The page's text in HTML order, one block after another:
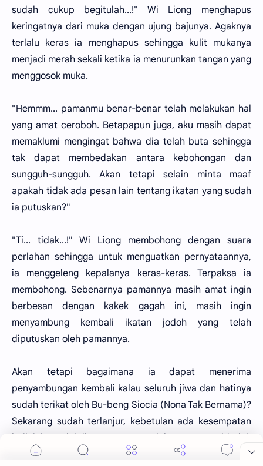
sudah cukup begitulah...!" Wi Liong menghapus
keringatnya dari muka dengan ujung bajunya. Agaknya
terlalu keras ia menghapus sehingga kulit mukanya
menjadi merah sekali ketika ia menurunkan tangan yang
menggosok muka.
"Hemmm... pamanmu benar-benar telah melakukan hal
yang amat ceroboh. Betapapun juga, aku masih dapat
memaklumi mengingat bahwa dia telah buta sehingga
tak dapat membedakan antara kebohongan dan
sungguh-sungguh. Akan tetapi selain minta maaf
apakah tidak ada pesan lain tentang ikatan yang sudah
ia putuskan?"
"Ti... tidak...!" Wi Liong membohong dengan suara
perlahan sehingga untuk menguatkan pernyataannya,
ia menggeleng kepalanya keras-keras. Terpaksa ia
membohong. Sebenarnya pamannya masih amat ingin
berbesan dengan kakek gagah ini, masih ingin
menyambung kembali ikatan jodoh yang telah
diputuskan oleh pamannya.
Akan tetapi bagaimana ia dapat menerima
penyambungan kembali kalau seluruh jiwa dan hatinya
sudah terikat oleh Bu-beng Siocia (Nona Tak Bernama)?
Sekarang sudah terlanjur, kebetulan ada kesempatan
baik ini, setelah ikatan terputus oleh pamannya, biarlah
tinggal terputus sehingga leluasa baginya untuk